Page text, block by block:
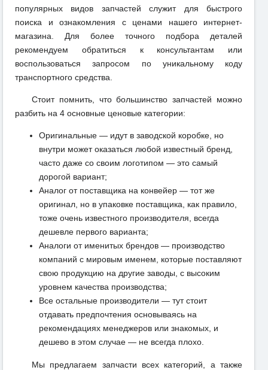
популярных видов запчастей служит для быстрого
поиска и ознакомления с ценами нашего интернет-
магазина. Для более точного подбора деталей
рекомендуем обратиться к консультантам или
воспользоваться запросом по уникальному коду
транспортного средства.
Стоит помнить, что большинство запчастей можно
разбить на 4 основные ценовые категории:
Оригинальные — идут в заводской коробке, но
внутри может оказаться любой известный бренд,
часто даже со своим логотипом — это самый
дорогой вариант;
Аналог от поставщика на конвейер — тот же
оригинал, но в упаковке поставщика, как правило,
тоже очень известного производителя, всегда
дешевле первого варианта;
Аналоги от именитых брендов — производство
компаний с мировым именем, которые поставляют
свою продукцию на другие заводы, с высоким
уровнем качества производства;
Все остальные производители — тут стоит
отдавать предпочтения основываясь на
рекомендациях менеджеров или знакомых, и
дешево в этом случае — не всегда плохо.
Мы предлагаем запчасти всех категорий, а также